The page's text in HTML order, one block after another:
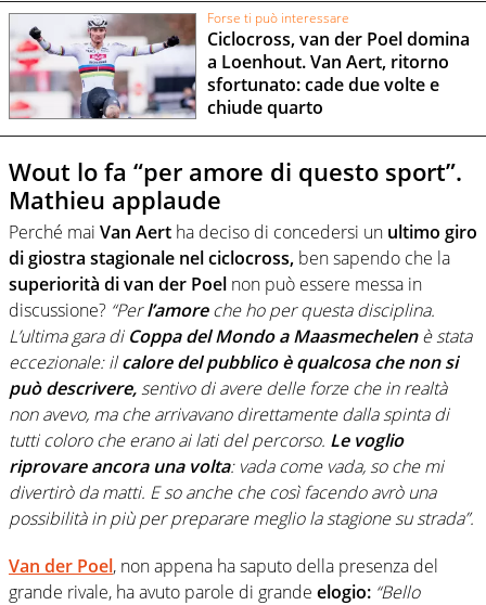
Forse ti può interessare
Ciclocross, van der Poel domina
a Loenhout. Van Aert, ritorno
sfortunato: cade due volte e
chiude quarto
Wout lo fa “per amore di questo sport”.
Mathieu applaude
Perché mai Van Aert ha deciso di concedersi un ultimo giro
di giostra stagionale nel ciclocross, ben sapendo che la
superiorità di van der Poel non può essere messa in
discussione? “Perl’amoreche ho per questa disciplina.
L’ultima gara di Coppa del Mondo a Maasmechelenè stata
eccezionale: ilcalore del pubblico è qualcosa che non si
può descrivere,sentivo di avere delle forze che in realtà
non avevo, ma che arrivavano direttamente dalla spinta di
tutti coloro che erano ai lati del percorso. Le voglio
riprovare ancora una volta: vada come vada, so che mi
divertirò da matti. E so anche che così facendo avrò una
possibilità in più per preparare meglio la stagione su strada”.
Van der Poel, non appena ha saputo della presenza del
grande rivale, ha avuto parole di grande elogio: “Bello